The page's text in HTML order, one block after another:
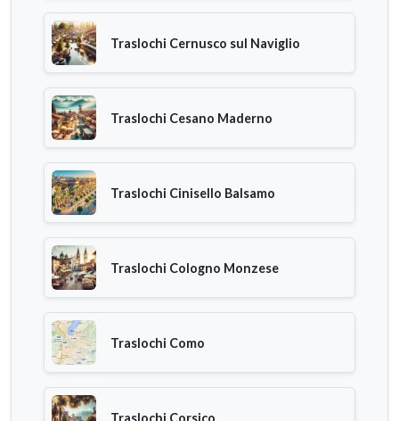
Traslochi Cernusco sul Naviglio
Traslochi Cesano Maderno
Traslochi Cinisello Balsamo
Traslochi Cologno Monzese
Traslochi Como
Traslochi Corsico